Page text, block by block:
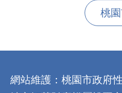
桃
網站維護：桃園市政府